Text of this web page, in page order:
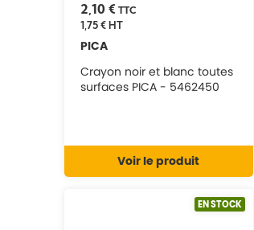
2,10 € TTC
1,75 €HT
PICA
Crayon noir et blanc toutes
surfaces PICA - 5462450
Voir le produit
EN STOCK